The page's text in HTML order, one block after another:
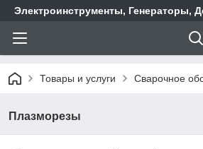
Электроинструменты, Генераторы,
Товары и услуги Сварочное
Плазморезы